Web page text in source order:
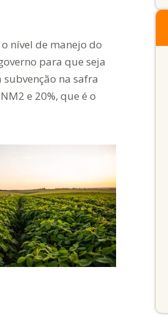
nível de manejo do
para que seja
na safra
e 20%, que é o